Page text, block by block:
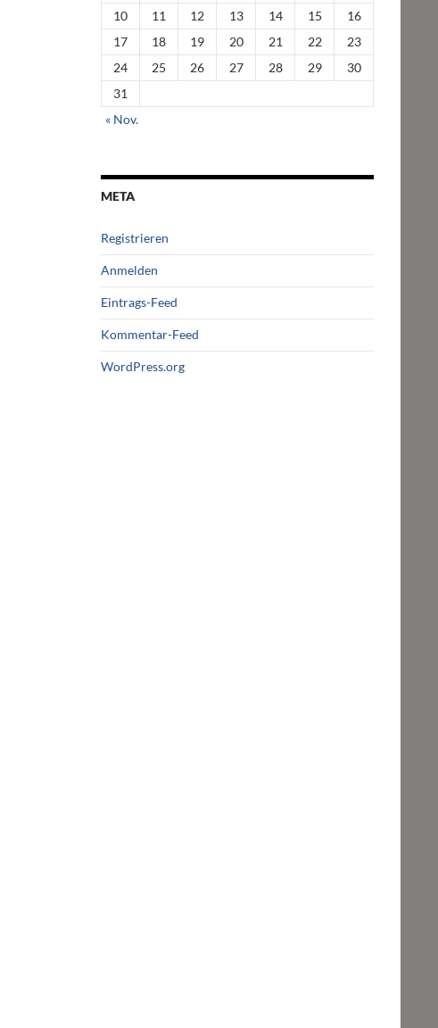
10
11 12 13 14 15
16
17
18 19 20 21 22
23
24
25 26 27 28 29
30
31
« Nov.
META
Registrieren
Anmelden
Eintrags-Feed
Kommentar-Feed
WordPress.org